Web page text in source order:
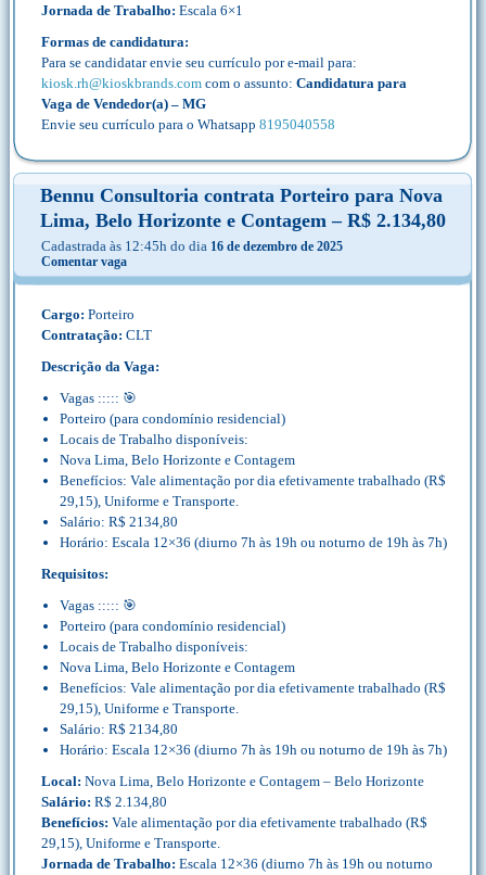
Jornada de Trabalho: Escala 6×1
Formas de candidatura:
Para se candidatar envie seu currículo por e-mail para:
kiosk.rh@kioskbrands.com com o assunto: Candidatura para
Vaga de Vendedor(a) – MG
Envie seu currículo para o Whatsapp 8195040558
Bennu Consultoria contrata Porteiro para Nova
Lima, Belo Horizonte e Contagem – R$ 2.134,80
Cadastrada às 12:45h do dia 16 de dezembro de 2025
Comentar vaga
Cargo: Porteiro
Contratação: CLT
Descrição da Vaga:
Vagas ::::: 🎯
Porteiro (para condomínio residencial)
Locais de Trabalho disponíveis:
Nova Lima, Belo Horizonte e Contagem
Benefícios: Vale alimentação por dia efetivamente trabalhado (R$
29,15), Uniforme e Transporte.
Salário: R$ 2134,80
Horário: Escala 12×36 (diurno 7h às 19h ou noturno de 19h às 7h)
Requisitos:
Vagas ::::: 🎯
Porteiro (para condomínio residencial)
Locais de Trabalho disponíveis:
Nova Lima, Belo Horizonte e Contagem
Benefícios: Vale alimentação por dia efetivamente trabalhado (R$
29,15), Uniforme e Transporte.
Salário: R$ 2134,80
Horário: Escala 12×36 (diurno 7h às 19h ou noturno de 19h às 7h)
Local: Nova Lima, Belo Horizonte e Contagem – Belo Horizonte
Salário: R$ 2.134,80
Benefícios: Vale alimentação por dia efetivamente trabalhado (R$
29,15), Uniforme e Transporte.
Jornada de Trabalho: Escala 12×36 (diurno 7h às 19h ou noturno